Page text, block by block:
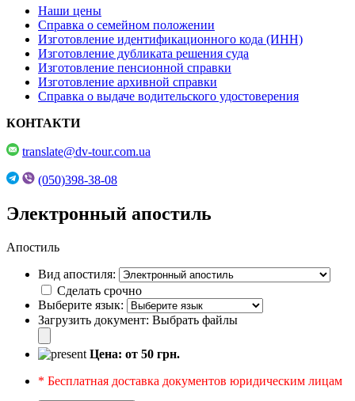
Наши цены
Справка о семейном положении
Изготовление идентификационного кода (ИНН)
Изготовление дубликата решения суда
Изготовление пенсионной справки
Изготовление архивной справки
Справка о выдаче водительского удостоверения
КОНТАКТИ
translate@dv-tour.com.ua
(050)398-38-08
Электронный апостиль
Апостиль
Вид апостиля:
Сделать срочно
Выберите язык:
Загрузить документ: Выбрать файлы
Цена: от 50 грн.
* Бесплатная доставка документов юридическим лицам